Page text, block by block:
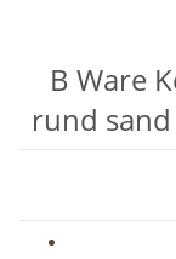
B Ware
rund